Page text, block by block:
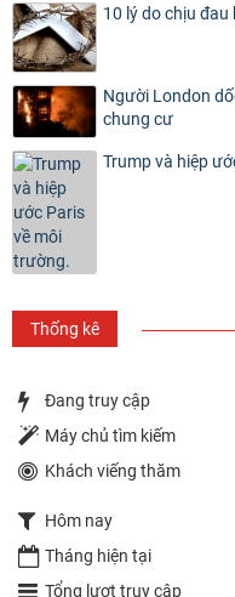
10 lý do chịu đau
Người London
chung cư
Trump và hiệp
Thống kê
Đang truy cập
Máy chủ tìm kiếm
Khách viếng thăm
Hôm nay
Tháng hiện tại
Tổng lượt truy cập